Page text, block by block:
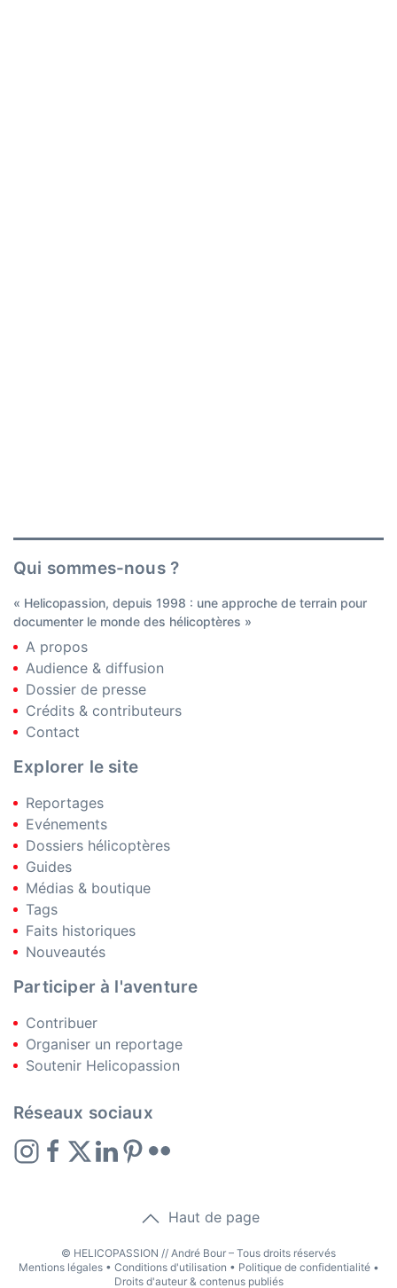
Qui sommes-nous ?
« Helicopassion, depuis 1998 : une approche de terrain pour
documenter le monde des hélicoptères »
A propos
Audience & diffusion
Dossier de presse
Crédits & contributeurs
Contact
Explorer le site
Reportages
Evénements
Dossiers hélicoptères
Guides
Médias & boutique
Tags
Faits historiques
Nouveautés
Participer à l'aventure
Contribuer
Organiser un reportage
Soutenir Helicopassion
Réseaux sociaux
Haut de page
© HELICOPASSION // André Bour – Tous droits réservés
Mentions légales• Conditions d'utilisation • Politique de confidentialité•
Droits d'auteur & contenus publiés